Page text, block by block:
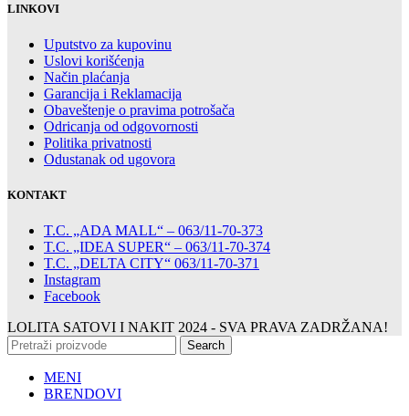
LINKOVI
Uputstvo za kupovinu
Uslovi korišćenja
Način plaćanja
Garancija i Reklamacija
Obaveštenje o pravima potrošača
Odricanja od odgovornosti
Politika privatnosti
Odustanak od ugovora
KONTAKT
T.C. „ADA MALL“ – 063/11-70-373
T.C. „IDEA SUPER“ – 063/11-70-374
T.C. „DELTA CITY“ 063/11-70-371
Instagram
Facebook
LOLITA SATOVI I NAKIT 2024 - SVA PRAVA ZADRŽANA!
Search
MENI
BRENDOVI